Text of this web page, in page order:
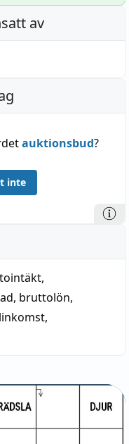
av
auktionsbud?
inte
,
, bruttolön,
,